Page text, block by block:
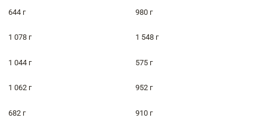
644 г 980 г
1 078 г 1 548 г
1 044 г 575 г
1 062 г 952 г
682 г 910 г